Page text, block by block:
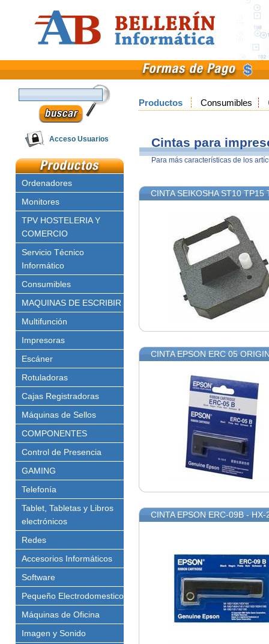
Productos Consumibles
Cintas para
Para más características de los
CINTA SEIKOSHA ST10 TP15
CINTA EPSON ERC 05
CINTA EPSON ERC-09B -
Email
Clave
Acceso Usuarios
Ordenadores
Monitores
TPV HOSTELERIA Y
COMERCIO
Servicio Técnico
Informático
Consumibles
MAQUINAS DE ESCRIBIR
Multifunción
Impresoras
Escáner
Rotuladoras
Cajas Registradoras
Máquinas de Sellos
COMPONENTES
Control de Presencia
GAMING
Telefonía
Tablet, Tabletas y Libros
electrónicos
Redes
Accesorios Informáticos
Software
Pequeño Electrodomestico
Máquinas de Oficina
Imagen y Sonido